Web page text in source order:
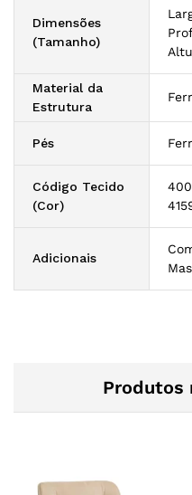
Dimensões
(Tamanho)
Material da
Estrutura
Pés
Código Tecido
(Cor)
Adicionais
Produtos